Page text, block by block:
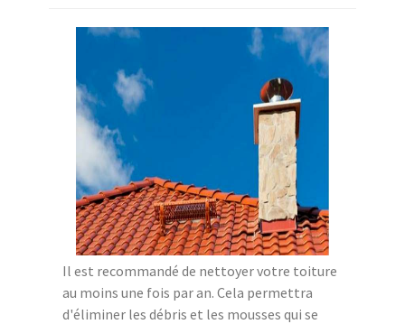
Il est recommandé de nettoyer votre toiture
au moins une fois par an. Cela permettra
d'éliminer les débris et les mousses qui se